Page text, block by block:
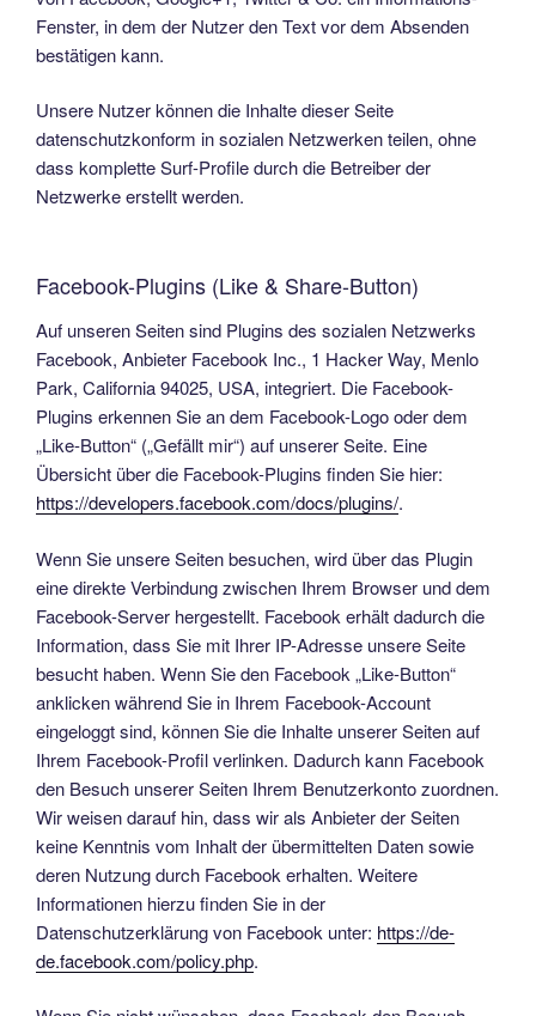
Fenster, in dem der Nutzer den Text vor dem Absenden
bestätigen kann.
Unsere Nutzer können die Inhalte dieser Seite
datenschutzkonform in sozialen Netzwerken teilen, ohne
dass komplette Surf-Profile durch die Betreiber der
Netzwerke erstellt werden.
Facebook-Plugins (Like & Share-Button)
Auf unseren Seiten sind Plugins des sozialen Netzwerks
Facebook, Anbieter Facebook Inc., 1 Hacker Way, Menlo
Park, California 94025, USA, integriert. Die Facebook-
Plugins erkennen Sie an dem Facebook-Logo oder dem
„Like-Button“ („Gefällt mir“) auf unserer Seite. Eine
Übersicht über die Facebook-Plugins finden Sie hier:
https://developers.facebook.com/docs/plugins/.
Wenn Sie unsere Seiten besuchen, wird über das Plugin
eine direkte Verbindung zwischen Ihrem Browser und dem
Facebook-Server hergestellt. Facebook erhält dadurch die
Information, dass Sie mit Ihrer IP-Adresse unsere Seite
besucht haben. Wenn Sie den Facebook „Like-Button“
anklicken während Sie in Ihrem Facebook-Account
eingeloggt sind, können Sie die Inhalte unserer Seiten auf
Ihrem Facebook-Profil verlinken. Dadurch kann Facebook
den Besuch unserer Seiten Ihrem Benutzerkonto zuordnen.
Wir weisen darauf hin, dass wir als Anbieter der Seiten
keine Kenntnis vom Inhalt der übermittelten Daten sowie
deren Nutzung durch Facebook erhalten. Weitere
Informationen hierzu finden Sie in der
Datenschutzerklärung von Facebook unter: https://de-
de.facebook.com/policy.php.